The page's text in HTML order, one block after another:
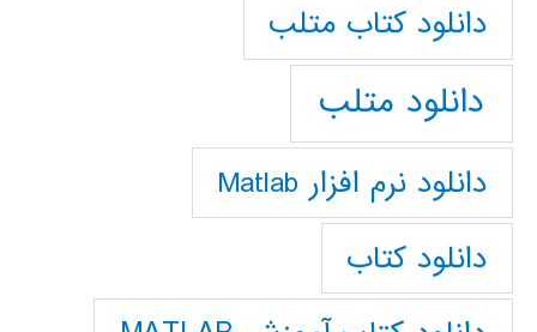
دانلود كتاب متلب
دانلود متلب
دانلود نرم افزار Matlab
دانلود کتاب